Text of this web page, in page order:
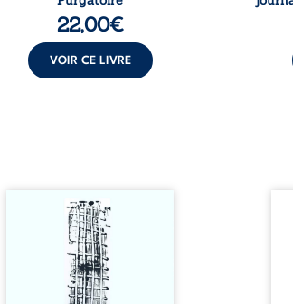
22,00€
VOIR CE LIVRE
Sommes-nous vraiment libres
si chacun de nos actes s’inscrit
dans une chaîne de causes ? À
travers une confrontation
entre les pensées d’Emmanuel
Kant et de Donald Davidson,
Je